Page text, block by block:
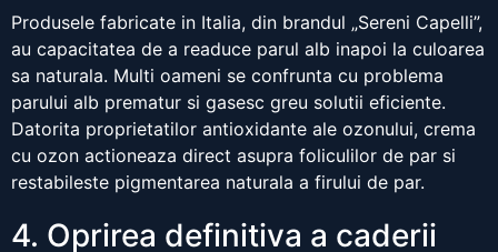
Produsele fabricate in Italia, din brandul „Sereni Capelli”,
au capacitatea de a readuce parul alb inapoi la culoarea
sa naturala. Multi oameni se confrunta cu problema
parului alb prematur si gasesc greu solutii eficiente.
Datorita proprietatilor antioxidante ale ozonului, crema
cu ozon actioneaza direct asupra foliculilor de par si
restabileste pigmentarea naturala a firului de par.
4. Oprirea definitiva a caderii